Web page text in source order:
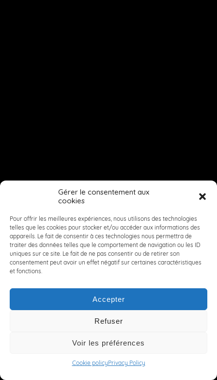
Gérer le consentement aux
cookies
Pour offrir les meilleures expériences, nous utilisons des technologies
telles que les cookies pour stocker et/ou accéder aux informations des
appareils. Le fait de consentir à ces technologies nous permettra de
traiter des données telles que le comportement de navigation ou les ID
uniques sur ce site. Le fait de ne pas consentir ou de retirer son
consentement peut avoir un effet négatif sur certaines caractéristiques
et fonctions.
Accepter
Refuser
Voir les préférences
Cookie policyPrivacy Policy